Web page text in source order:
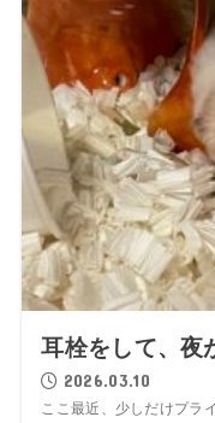
耳栓をして、夜
2026.03.10
ここ最近、少しだけプラ